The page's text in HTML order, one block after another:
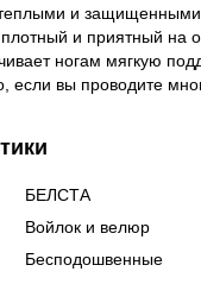
и защищенными
плотный и приятный на
ногам мягкую
если вы проводите
БЕЛСТА
Войлок и велюр
Бесподошвенные